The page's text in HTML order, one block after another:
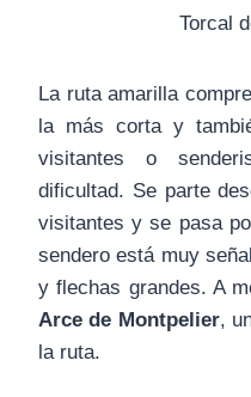
Torcal
La ruta amarilla
la más corta y
visitantes o
dificultad. Se parte
visitantes y se pasa
sendero está muy
y flechas grandes. A
Arce de Montpelier,
la ruta.